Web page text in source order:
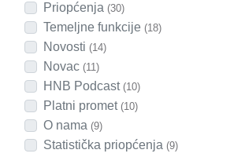
Priopćenja (30)
Temeljne funkcije (18)
Novosti (14)
Novac (11)
HNB Podcast (10)
Platni promet (10)
O nama (9)
Statistička priopćenja (9)